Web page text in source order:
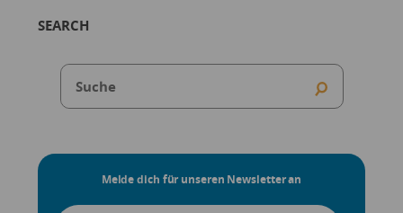
SEARCH
Melde dich für unseren Newsletter an